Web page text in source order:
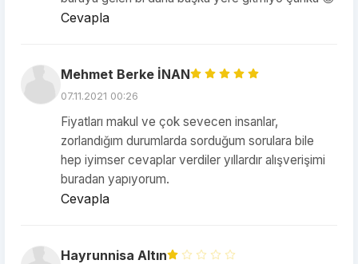
Cevapla
Mehmet Berke İNAN
07.11.2021 00:26
Fiyatları makul ve çok sevecen insanlar,
zorlandığım durumlarda sorduğum sorulara bile
hep iyimser cevaplar verdiler yıllardır alışverişimi
buradan yapıyorum.
Cevapla
Hayrunnisa Altın